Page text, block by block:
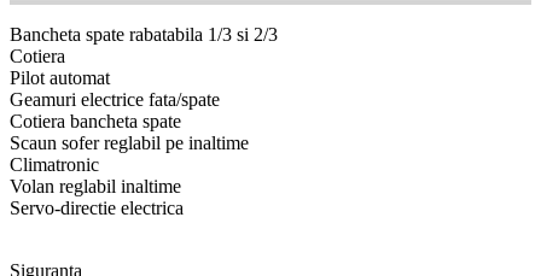
Bancheta spate rabatabila 1/3 si 2/3
Cotiera
Pilot automat
Geamuri electrice fata/spate
Cotiera bancheta spate
Scaun sofer reglabil pe inaltime
Climatronic
Volan reglabil inaltime
Servo-directie electrica
Siguranta